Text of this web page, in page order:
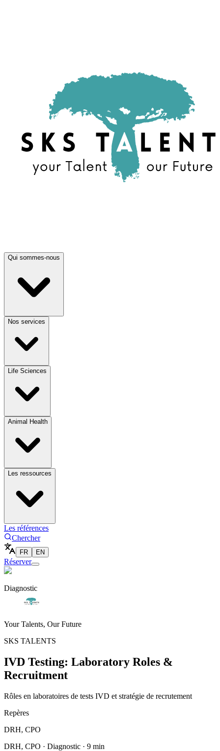
Qui sommes-nous
Nos services
Life Sciences
Animal Health
Les ressources
Les références
Chercher
FR EN
Réserver
Diagnostic
Your Talents, Our Future
SKS TALENTS
IVD Testing: Laboratory Roles &
Recruitment
Rôles en laboratoires de tests IVD et stratégie de recrutement
Repères
DRH, CPO
DRH, CPO · Diagnostic · 9 min